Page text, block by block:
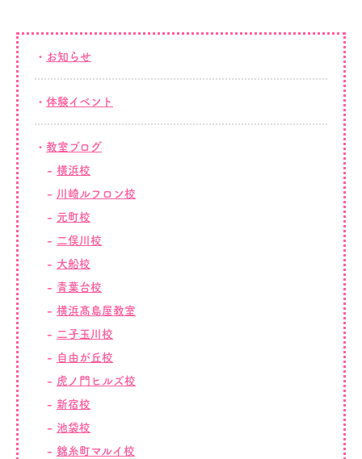
お知らせ
体験イベント
教室ブログ
横浜校
川崎ルフロン校
元町校
二俣川校
大船校
青葉台校
横浜髙島屋教室
二子玉川校
自由が丘校
虎ノ門ヒルズ校
新宿校
池袋校
錦糸町マルイ校